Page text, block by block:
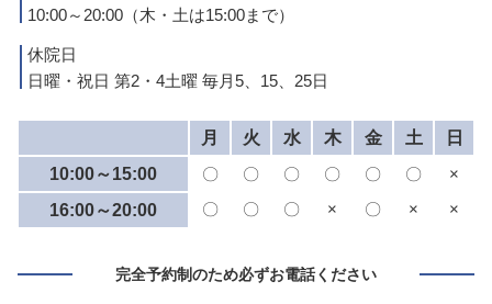
10:00～20:00（木・土は15:00まで）
休院日
日曜・祝日 第2・4土曜 毎月5、15、25日
月 火 水 木 金 土
日
10:00～15:00
〇 〇 〇 〇 〇 〇
×
16:00～20:00
〇 〇 〇 × 〇 × ×
完全予約制のため必ずお電話ください